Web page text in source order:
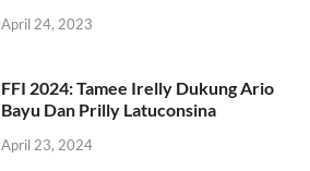
April 24, 2023
FFI 2024: Tamee Irelly Dukung Ario
Bayu Dan Prilly Latuconsina
April 23, 2024